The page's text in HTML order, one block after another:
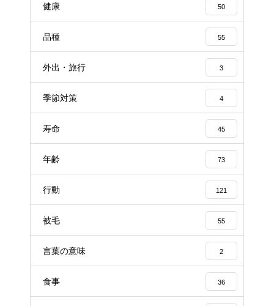
健康 50
品種 55
外出・旅行 3
季節対策 4
寿命 45
年齢 73
行動 121
被毛 55
言葉の意味 2
食事 36